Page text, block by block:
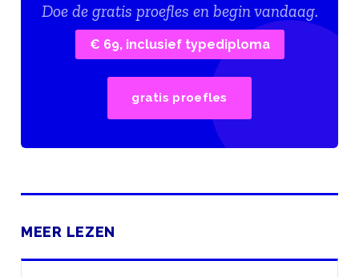
Doe de gratis proefles en begin vandaag.
€ 69, inclusief typediploma
gratis proefles
MEER LEZEN